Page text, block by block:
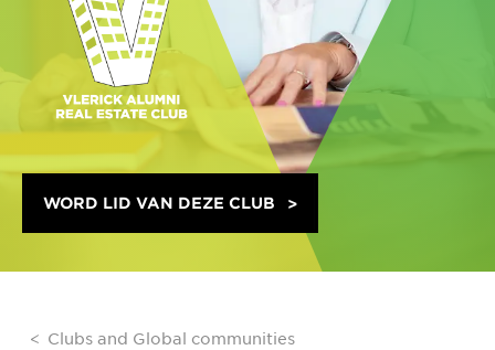
WORD LID VAN DEZE CLUB
Clubs and Global communities